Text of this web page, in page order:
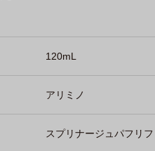
120mL
アリミノ
スプリナージュパフリ